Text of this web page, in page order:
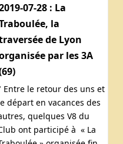
07-28 : La
la
de Lyon
par les 3A
Entre le retour des uns et
départ en vacances des
quelques V8 du
ont participé à « La